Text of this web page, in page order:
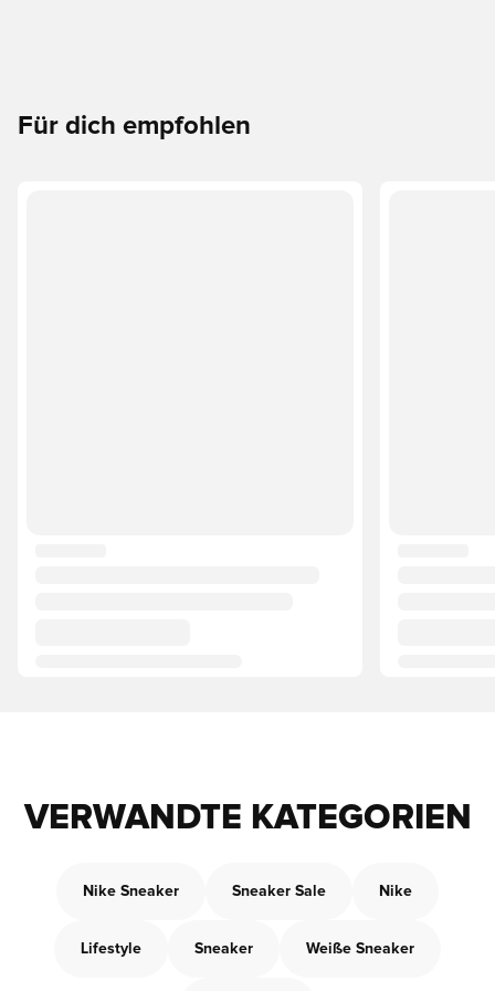
Für dich empfohlen
VERWANDTE KATEGORIEN
Nike Sneaker Sneaker Sale Nike
Lifestyle Sneaker Weiße Sneaker